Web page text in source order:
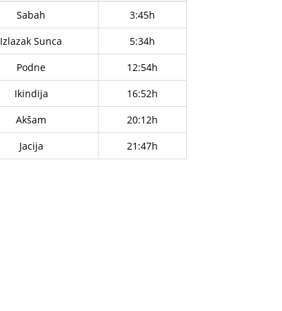
Sabah
3:45h
Izlazak Sunca
5:34h
Podne
12:54h
Ikindija
16:52h
Akšam
20:12h
Jacija
21:47h